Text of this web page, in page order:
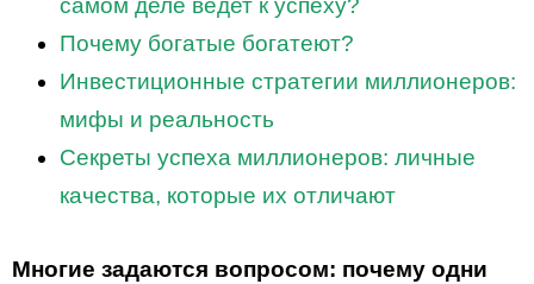
самом деле ведет к успеху?
Почему богатые богатеют?
Инвестиционные стратегии миллионеров:
мифы и реальность
Секреты успеха миллионеров: личные
качества, которые их отличают
Многие задаются вопросом: почему одни